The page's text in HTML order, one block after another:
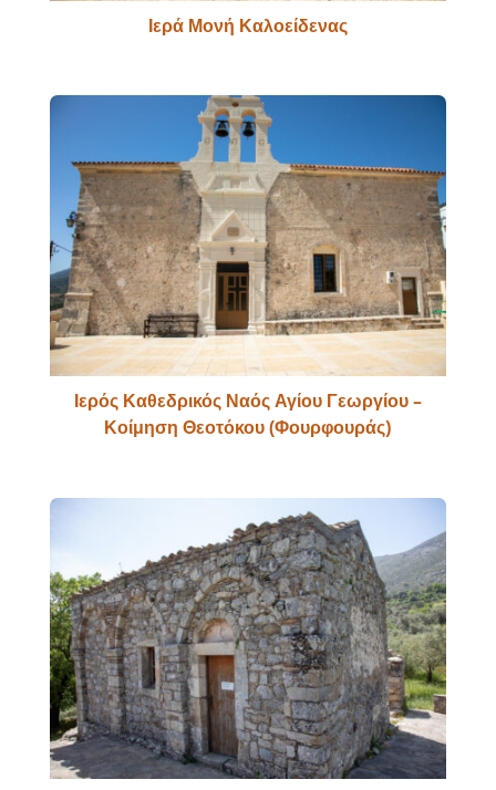
Ιερά Μονή Καλοείδενας
Ιερός Καθεδρικός Ναός Αγίου Γεωργίου –
Κοίμηση Θεοτόκου (Φουρφουράς)